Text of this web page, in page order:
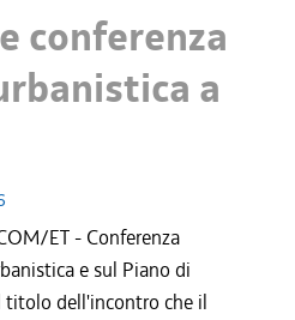
conferenza
a
ET - Conferenza
e sul Piano di
titolo dell'incontro che il